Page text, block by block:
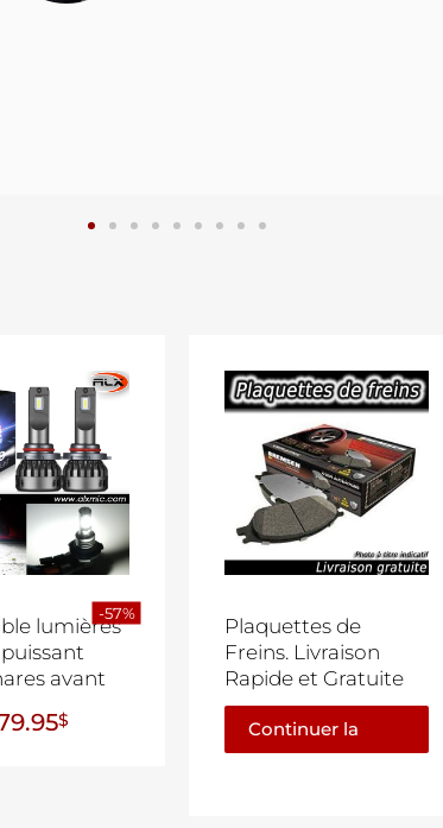
lumières
avant
$
-57%
Plaquettes de
Freins. Livraison
Rapide et Gratuite
Continuer la